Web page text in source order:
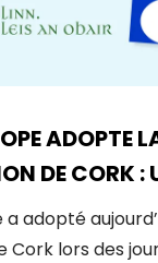
ADOPTE
DE CORK :
LA
LA RÉFORME
a adopté
Cork lors des